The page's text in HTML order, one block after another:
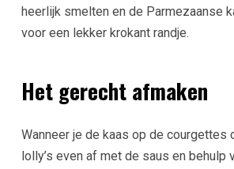
heerlijk smelten en de Parmezaanse
voor een lekker krokant randje.
Het gerecht afmaken
Wanneer je de kaas op de courgettes
lolly’s even af met de saus en behulp